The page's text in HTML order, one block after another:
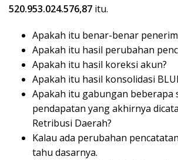
520.953.024.576,87 itu.
Apakah itu benar-benar
Apakah itu hasil perubahan
Apakah itu hasil koreksi akun?
Apakah itu hasil konsolidasi
Apakah itu gabungan beberapa
pendapatan yang akhirnya
Retribusi Daerah?
Kalau ada perubahan
tahu dasarnya.